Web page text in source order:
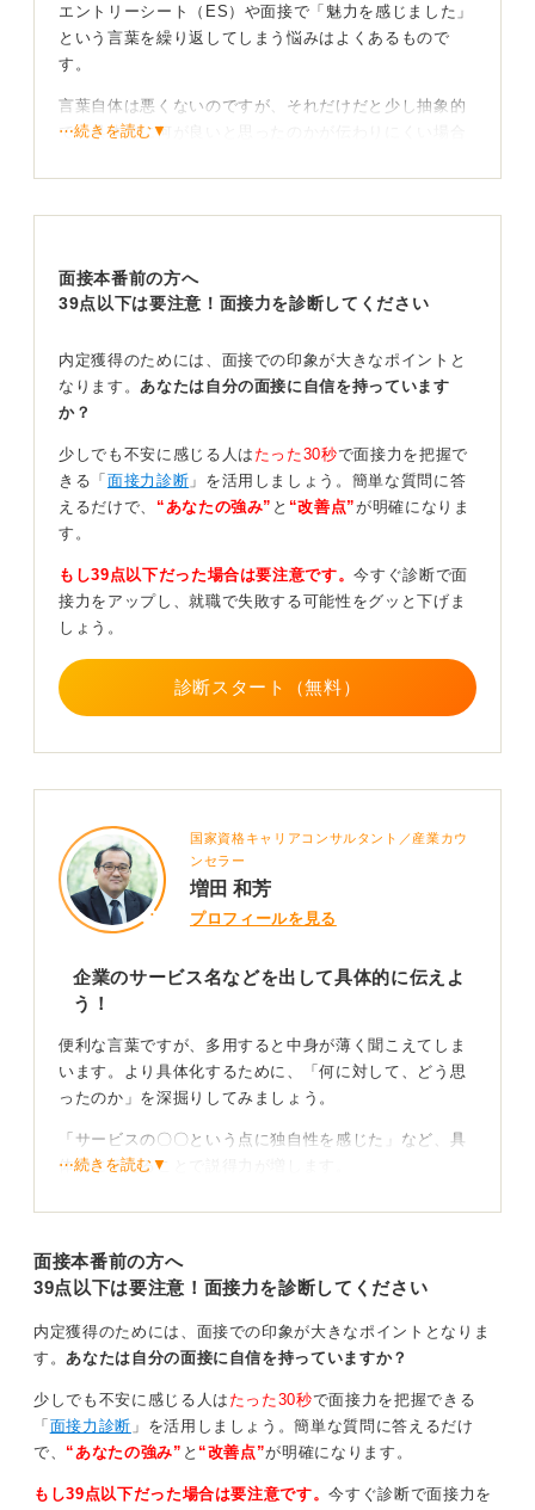
エントリーシート（ES）や面接で「魅力を感じました」
という言葉を繰り返してしまう悩みはよくあるもので
す。
言葉自体は悪くないのですが、それだけだと少し抽象的
で、具体的に何が良いと思ったのかが伝わりにくい場合
えて、あなたの熱意や志望度を面接官により鮮明に伝え
た」や「強く惹かれました」と言い換えてみてくださ
い。
より強調されます。自分がなぜその会社に惹かれたの
か、心の動きを丁寧に言語化することで、あなただけの
独自の志望動機が完成します。自分の思いを信じて形に
しましょう。
具体的な理由を述べるのがカギ！ 説得力を持たせよ
う
事業内容に関心がある場合は「将来性を強く感じまし
た」や「社会貢献性の高さに心を動かされました」など
と表現すると、より説得力が増します。「自分の強みを
活かせると確信した」という言い方も力強いですね。
大切なのは、言葉の後に「なぜそう思ったのか」という
象的な表現から一歩踏み込んで、自分自身の具体的な思
いを言葉にする訓練をしてみてください。
その熱意は、定型文を並べるよりもずっと深く相手に届
きます。納得のいく言葉が見つかるまで、自分自身との
0
⋯続きを読む▼
面接本番前の方へ
39点以下は要注意！面接力を診断してください
内定獲得のためには、面接での印象が大きなポイントと
なります。 あなたは自分の面接に自信を持っています
か？
少しでも不安に感じる人は たった30秒で面接力を把握で
きる「 面接力診断 」を活用しましょう。簡単な質問に答
えるだけで、 “あなたの強み” と “改善点”が明確になりま
す。
もし39点以下だった場合は要注意です。今すぐ診断で面
接力をアップし、就職で失敗する可能性をグッと下げま
しょう。
診断スタート（無料）
国家資格キャリアコンサルタント／産業カウ
ンセラー
増田 和芳
プロフィールを見る
企業のサービス名などを出して具体的に伝えよ
う！
便利な言葉ですが、多用すると中身が薄く聞こえてしま
います。より具体化するために、「何に対して、どう思
ったのか」を深掘りしてみましょう。
「サービスの〇〇という点に独自性を感じた」など、具
体的に伝えることで説得力が増します。
語彙力を高めるためには、日頃から良質な文章に触れる
表現に迷った際は、たとえばAI（人工知能）を壁打ち相
手として活用してみましょう。言い換えの提案をさせ
て、自分のしっくりくる言葉を探すのも良い方法です。
自分なりの言葉で具体的に表現することが熱意を伝える
第一歩となります。
⋯続きを読む▼
面接本番前の方へ
39点以下は要注意！面接力を診断してください
内定獲得のためには、面接での印象が大きなポイントとなりま
す。あなたは自分の面接に自信を持っていますか？
少しでも不安に感じる人は たった30秒で面接力を把握できる
「 面接力診断 」を活用しましょう。簡単な質問に答えるだけ
で、 “あなたの強み” と “改善点”が明確になります。
もし39点以下だった場合は要注意です。今すぐ診断で面接力を